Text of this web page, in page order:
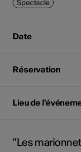
Spectacle
Date
Réservation
Lieu de
"Les